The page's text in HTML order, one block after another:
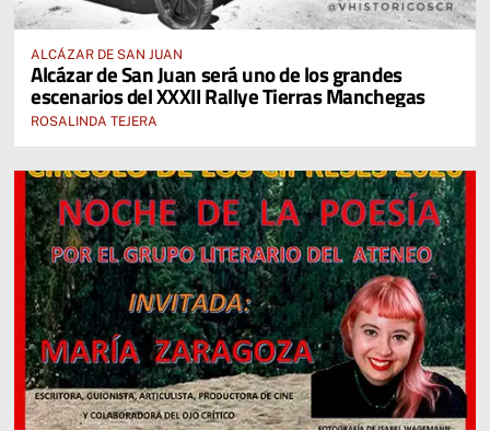
ALCÁZAR DE SAN JUAN
Alcázar de San Juan será uno de los grandes
escenarios del XXXII Rallye Tierras Manchegas
ROSALINDA TEJERA